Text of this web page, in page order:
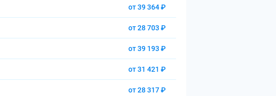
от 39 364 ₽
от 28 703 ₽
от 39 193 ₽
от 31 421 ₽
от 28 317 ₽